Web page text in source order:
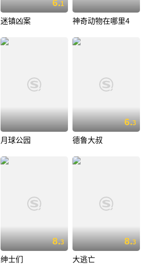
6.1
迷镇凶案 神奇动物在哪里4
月球公园
6.3
德鲁大叔
8.3
绅士们
8.3
大逃亡